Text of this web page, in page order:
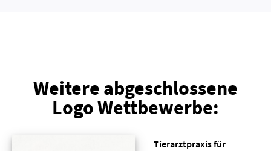
Weitere abgeschlossene
Logo Wettbewerbe:
Tierarztpraxis für